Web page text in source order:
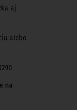
aj
alebo
na